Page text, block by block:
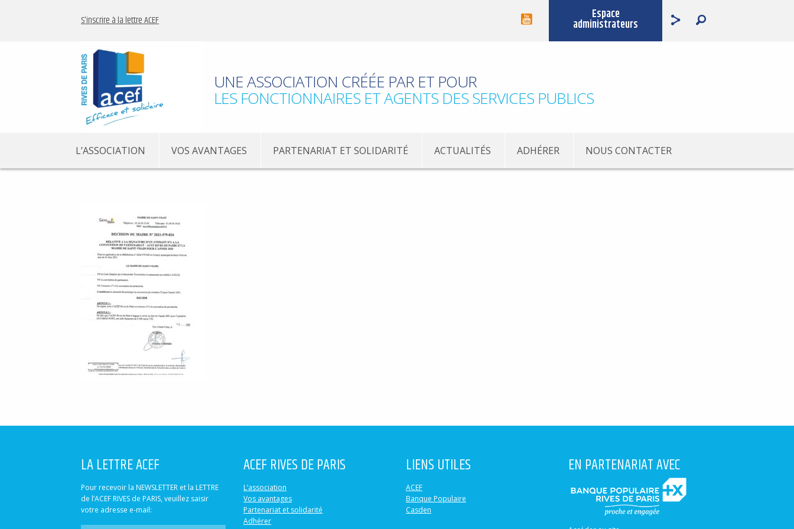
S'inscrire à la lettre ACEF Espace
administrateurs
UNE ASSOCIATION CRÉÉE PAR ET POUR
LES FONCTIONNAIRES ET AGENTS DES SERVICES PUBLICS
L’ASSOCIATION VOS AVANTAGES PARTENARIAT ET SOLIDARITÉ ACTUALITÉS ADHÉRER NOUS CONTACTER
LA LETTRE ACEF
Pour recevoir la NEWSLETTER et la LETTRE
de l’ACEF RIVES de PARIS, veuillez saisir
votre adresse e-mail:
ACEF RIVES DE PARIS
L’association
Vos avantages
Partenariat et solidarité
Adhérer
LIENS UTILES
ACEF
Banque Populaire
Casden
EN PARTENARIAT AVEC